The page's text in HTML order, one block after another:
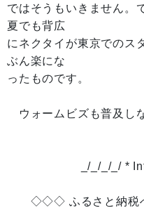
ではそうもいきません。
夏でも背広
にネクタイが東京でのス
ぶん楽にな
ったものです。
ウォームビズも普及し
_/_/_/_/ *
◇◇◇ ふるさと納税へ